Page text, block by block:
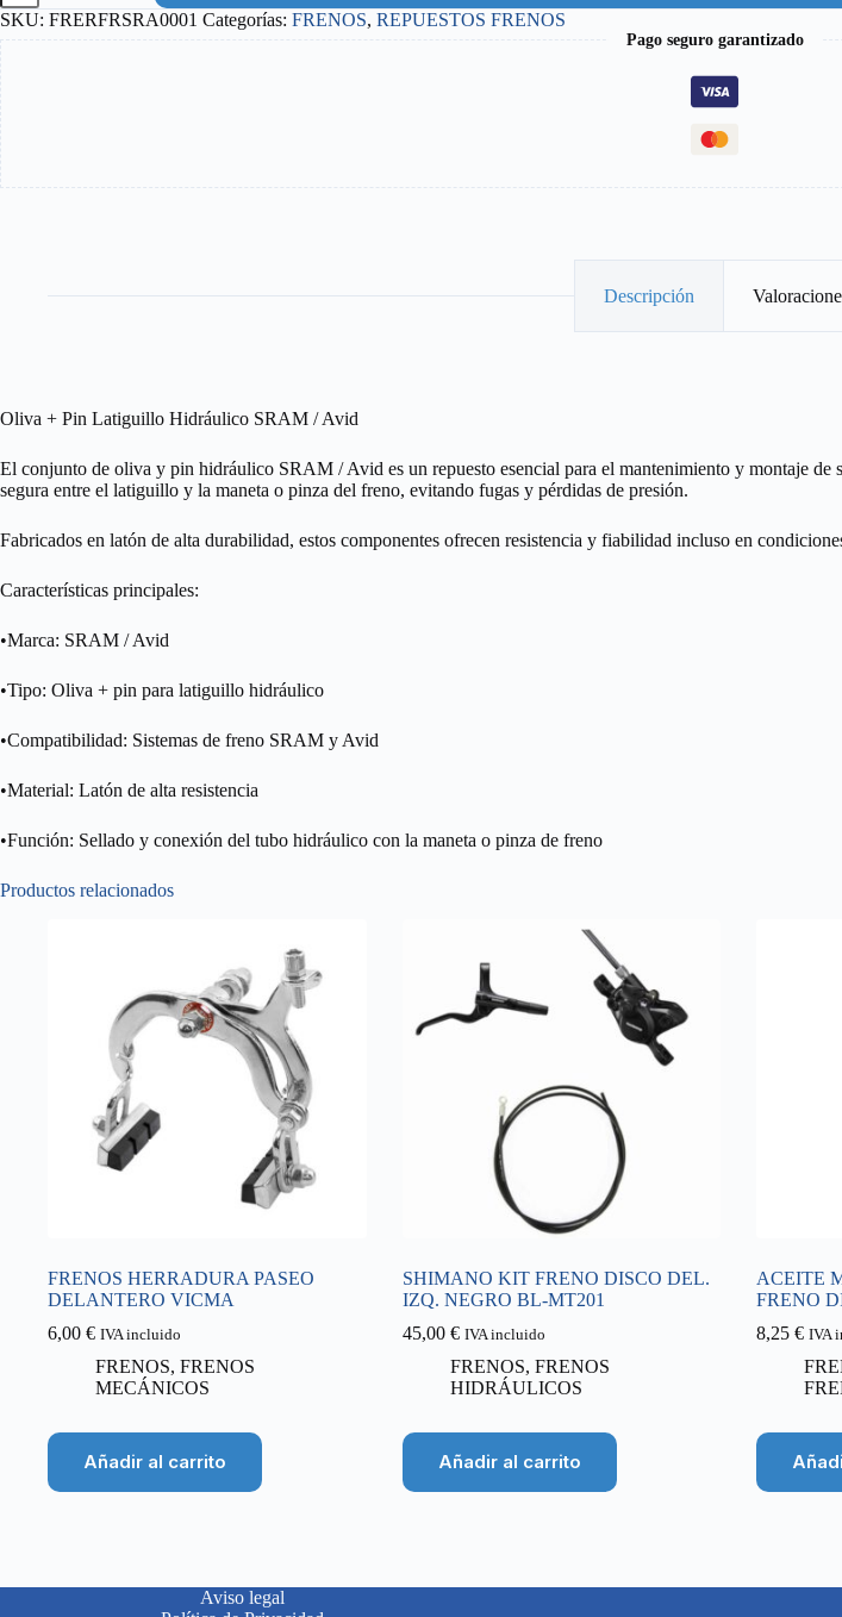
LATIGUILLO
HIDRÁULICO
SRAM
/
AVID
cantidad
SKU: FRERFRSRA0001 Categorías: FRENOS, REPUESTOS FRENOS
Pago seguro garantizado
Descripción
Oliva + Pin Latiguillo Hidráulico SRAM / Avid
El conjunto de oliva y pin hidráulico SRAM / Avid es un repuesto esencial para el mantenimiento y montaje
segura entre el latiguillo y la maneta o pinza del freno, evitando fugas y pérdidas de presión.
Fabricados en latón de alta durabilidad, estos componentes ofrecen resistencia y fiabilidad incluso en
Características principales:
•Marca: SRAM / Avid
•Tipo: Oliva + pin para latiguillo hidráulico
•Compatibilidad: Sistemas de freno SRAM y Avid
•Material: Latón de alta resistencia
•Función: Sellado y conexión del tubo hidráulico con la maneta o pinza de freno
Productos relacionados
FRENOS HERRADURA PASEO
DELANTERO VICMA
6,00 € IVA incluido
FRENOS, FRENOS
MECÁNICOS
Añadir al carrito
SHIMANO KIT FRENO DISCO DEL.
IZQ. NEGRO BL-MT201
45,00 € IVA incluido
FRENOS, FRENOS
HIDRÁULICOS
Añadir al carrito
ACEITE
FRENO
8,25 € IVA
Aviso legal